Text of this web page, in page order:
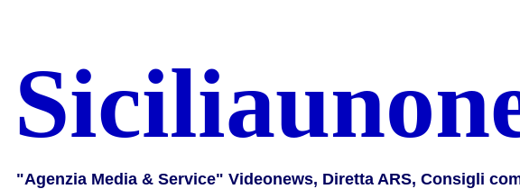
"Agenzia Media & Service" Videonews, Diretta ARS, Consigli